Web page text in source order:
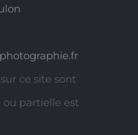
ce site sont
ou partielle est